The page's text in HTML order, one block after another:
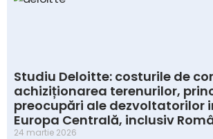
Studiu Deloitte: costurile de
achiziționarea terenurilor,
preocupări ale dezvoltatorilor
Europa Centrală, inclusiv
24 martie 2026